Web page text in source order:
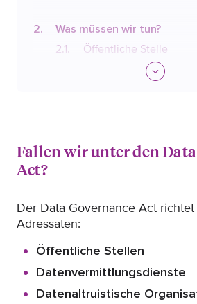
Was müssen wir tun?
Öffentliche Stelle
Administratives
Pflichten im
Zweckgebundenheit
Fallen wir unter den
Act?
Der Data Governance Act
Adressaten:
Öffentliche Stellen
Datenvermittlungsdienste
Datenaltruistische